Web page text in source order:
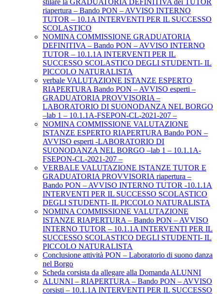
stilare la GRADUATORIA DEFINITIVA dei TUTOR
riapertura – Bando PON – AVVISO INTERNO
TUTOR – 10.1A INTERVENTI PER IL SUCCESSO
SCOLASTICO
NOMINA COMMISSIONE GRADUATORIA
DEFINITIVA – Bando PON – AVVISO INTERNO
TUTOR – 10.1.1A INTERVENTI PER IL
SUCCESSO SCOLASTICO DEGLI STUDENTI- IL
PICCOLO NATURALISTA
verbale VALUTAZIONE ISTANZE ESPERTO
RIAPERTURA Bando PON – AVVISO esperti –
GRADUATORIA PROVVISORIA –
LABORATORIO DI SUONODANZA NEL BORGO
–lab 1 – 10.1.1A-FSEPON-CL-2021-207 –
NOMINA COMMISSIONE VALUTAZIONE
ISTANZE ESPERTO RIAPERTURA Bando PON –
AVVISO esperti -LABORATORIO DI
SUONODANZA NEL BORGO –lab 1 – 10.1.1A-
FSEPON-CL-2021-207 –
VERBALE VALUTAZIONE ISTANZE TUTOR E
GRADUATORIA PROVVISORIA riapertura –
Bando PON – AVVISO INTERNO TUTOR -10.1.1A
INTERVENTI PER IL SUCCESSO SCOLASTICO
DEGLI STUDENTI- IL PICCOLO NATURALISTA
NOMINA COMMISSIONE VALUTAZIONE
ISTANZE RIAPERTURA – Bando PON – AVVISO
INTERNO TUTOR – 10.1.1A INTERVENTI PER IL
SUCCESSO SCOLASTICO DEGLI STUDENTI- IL
PICCOLO NATURALISTA
Conclusione attività PON – Laboratorio di suono danza
nel Borgo
Scheda corsista da allegare alla Domanda ALUNNI
ALUNNI – RIAPERTURA – Bando PON – AVVISO
corsisti – 10.1.1A INTERVENTI PER IL SUCCESSO